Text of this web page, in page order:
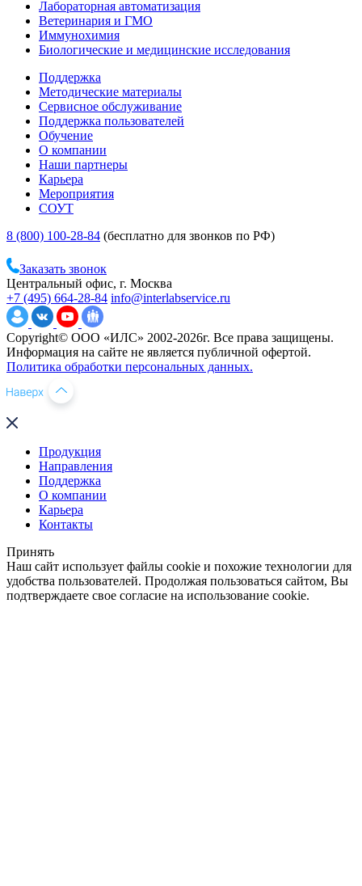
Лабораторная автоматизация
Ветеринария и ГМО
Иммунохимия
Биологические и медицинские исследования
Поддержка
Методические материалы
Сервисное обслуживание
Поддержка пользователей
Обучение
О компании
Наши партнеры
Карьера
Мероприятия
СОУТ
8 (800) 100-28-84 (бесплатно для звонков по РФ)
Заказать звонок
Центральный офис, г. Москва
+7 (495) 664-28-84 info@interlabservice.ru
Copyright© ООО «ИЛС» 2002-2026г. Все права защищены.
Информация на сайте не является публичной офертой.
Политика обработки персональных данных.
Продукция
Направления
Поддержка
О компании
Карьера
Контакты
Принять
Наш сайт использует файлы cookie и похожие технологии для
удобства пользователей. Продолжая пользоваться сайтом, Вы
подтверждаете свое согласие на использование cookie.